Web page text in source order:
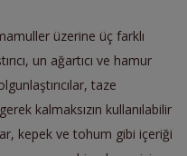
üzerine üç farklı
un ağartıcı ve hamur
taze
kalmaksızın kullanılabilir
kepek ve tohum gibi içeriği